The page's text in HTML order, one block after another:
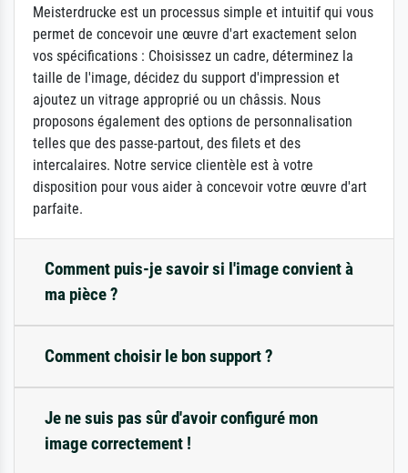
Meisterdrucke est un processus simple et intuitif qui vous
permet de concevoir une œuvre d'art exactement selon
vos spécifications : Choisissez un cadre, déterminez la
taille de l'image, décidez du support d'impression et
ajoutez un vitrage approprié ou un châssis. Nous
proposons également des options de personnalisation
telles que des passe-partout, des filets et des
intercalaires. Notre service clientèle est à votre
disposition pour vous aider à concevoir votre œuvre d'art
parfaite.
Comment puis-je savoir si l'image convient à
ma pièce ?
Comment choisir le bon support ?
Je ne suis pas sûr d'avoir configuré mon
image correctement !